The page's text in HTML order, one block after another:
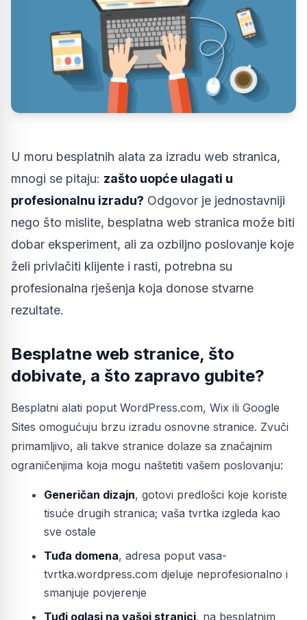
U moru besplatnih alata za izradu web stranica,
mnogi se pitaju: zašto uopće ulagati u
profesionalnu izradu? Odgovor je jednostavniji
nego što mislite, besplatna web stranica može biti
dobar eksperiment, ali za ozbiljno poslovanje koje
želi privlačiti klijente i rasti, potrebna su
profesionalna rješenja koja donose stvarne
rezultate.
Besplatne web stranice, što
dobivate, a što zapravo gubite?
Besplatni alati poput WordPress.com, Wix ili Google
Sites omogućuju brzu izradu osnovne stranice. Zvuči
primamljivo, ali takve stranice dolaze sa značajnim
ograničenjima koja mogu naštetiti vašem poslovanju:
Generičan dizajn, gotovi predlošci koje koriste
tisuće drugih stranica; vaša tvrtka izgleda kao
sve ostale
Tuđa domena, adresa poput vasa-
tvrtka.wordpress.com djeluje neprofesionalno i
smanjuje povjerenje
Tuđi oglasi na vašoj stranici, na besplatnim